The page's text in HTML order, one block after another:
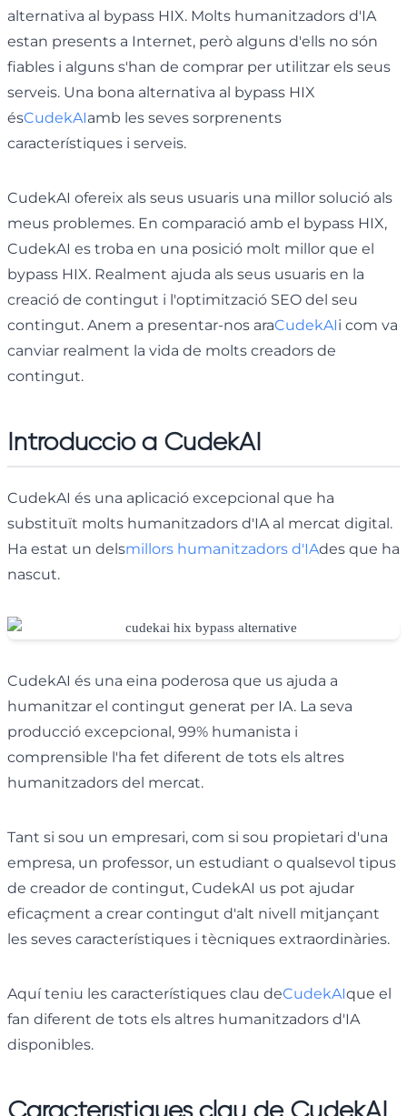
alternativa al bypass HIX. Molts humanitzadors d'IA
estan presents a Internet, però alguns d'ells no són
fiables i alguns s'han de comprar per utilitzar els seus
serveis. Una bona alternativa al bypass HIX
ésCudekAIamb les seves sorprenents
característiques i serveis.
CudekAI ofereix als seus usuaris una millor solució als
meus problemes. En comparació amb el bypass HIX,
CudekAI es troba en una posició molt millor que el
bypass HIX. Realment ajuda als seus usuaris en la
creació de contingut i l'optimització SEO del seu
contingut. Anem a presentar-nos araCudekAIi com va
canviar realment la vida de molts creadors de
contingut.
Introducció a CudekAI
CudekAI és una aplicació excepcional que ha
substituït molts humanitzadors d'IA al mercat digital.
Ha estat un delsmillors humanitzadors d'IAdes que ha
nascut.
CudekAI és una eina poderosa que us ajuda a
humanitzar el contingut generat per IA. La seva
producció excepcional, 99% humanista i
comprensible l'ha fet diferent de tots els altres
humanitzadors del mercat.
Tant si sou un empresari, com si sou propietari d'una
empresa, un professor, un estudiant o qualsevol tipus
de creador de contingut, CudekAI us pot ajudar
eficaçment a crear contingut d'alt nivell mitjançant
les seves característiques i tècniques extraordinàries.
Aquí teniu les característiques clau deCudekAIque el
fan diferent de tots els altres humanitzadors d'IA
disponibles.
Característiques clau de CudekAI